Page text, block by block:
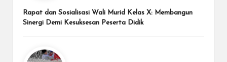
Rapat dan Sosialisasi Wali Murid Kelas X: Membangun
Sinergi Demi Kesuksesan Peserta Didik